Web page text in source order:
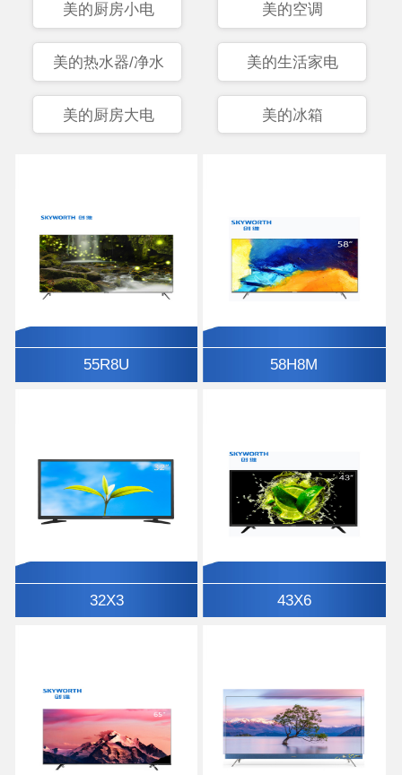
美的厨房小电 美的空调
美的热水器/净水 美的生活家电
美的厨房大电 美的冰箱
55R8U 58H8M
32X3 43X6